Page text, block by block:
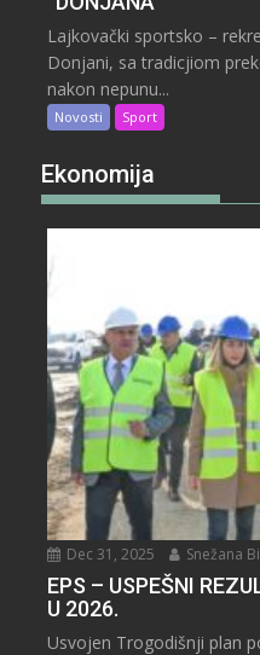
Lajkovački sportsko –
Donjani, sa tradicjiom
nakon nepunu...
Novosti Sport
Ekonomija
Dec 31, 2025 Snežana
EPS – USPEŠNI
U 2026.
Usvojen Trogodišnji plan